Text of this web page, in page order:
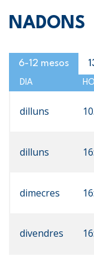
NADONS
6-12 mesos
DIA
dilluns
dilluns
dimecres
divendres